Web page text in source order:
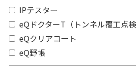
IPテスター
eQドクターT（トンネル覆工点検
eQクリアコート
eQ野帳